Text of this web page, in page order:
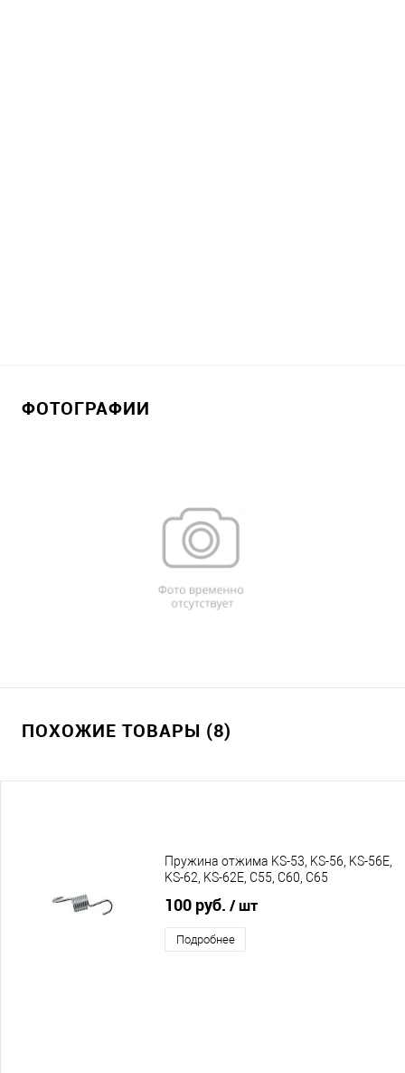
ФОТОГРАФИИ
ПОХОЖИЕ ТОВАРЫ (8)
Пружина отжима KS-53, KS-56, KS-56E,
KS-62, KS-62E, C55, C60, C65
100 руб. / шт
Подробнее